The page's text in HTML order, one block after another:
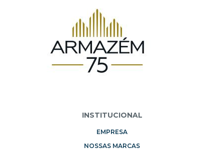
INSTITUCIONAL
EMPRESA
NOSSAS MARCAS